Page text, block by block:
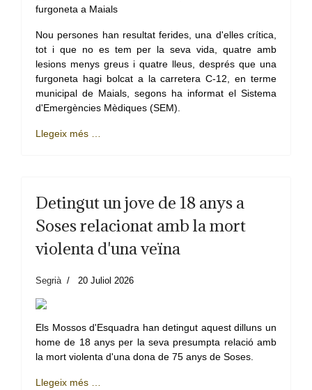
Nou persones han resultat ferides, una d'elles crítica,
tot i que no es tem per la seva vida, quatre amb
lesions menys greus i quatre lleus, després que una
furgoneta hagi bolcat a la carretera C-12, en terme
municipal de Maials, segons ha informat el Sistema
d'Emergències Mèdiques (SEM).
Llegeix més …
Detingut un jove de 18 anys a
Soses relacionat amb la mort
violenta d'una veïna
Segrià 20 Juliol 2026
Els Mossos d'Esquadra han detingut aquest dilluns un
home de 18 anys per la seva presumpta relació amb
la mort violenta d'una dona de 75 anys de Soses.
Llegeix més …